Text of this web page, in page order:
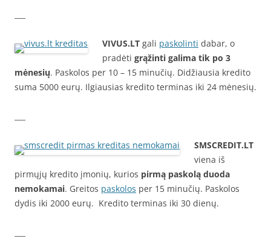
VIVUS.LT gali paskolinti dabar, o
pradėti grąžinti galima tik po 3
mėnesių. Paskolos per 10 – 15 minučių. Didžiausia kredito
suma 5000 eurų. Ilgiausias kredito terminas iki 24 mėnesių.
SMSCREDIT.LT
viena iš
pirmųjų kredito įmonių, kurios pirmą paskolą duoda
nemokamai. Greitos paskolos per 15 minučių. Paskolos
dydis iki 2000 eurų. Kredito terminas iki 30 dienų.